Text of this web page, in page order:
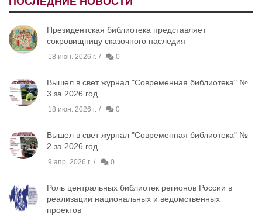
Президентская библиотека представляет
сокровищницу сказочного наследия
18 июн. 2026 г. 0
Вышел в свет журнал "Современная библиотека" №
3 за 2026 год
18 июн. 2026 г. 0
Вышел в свет журнал "Современная библиотека" №
2 за 2026 год
9 апр. 2026 г. 0
Роль центральных библиотек регионов России в
реализации национальных и ведомственных
проектов